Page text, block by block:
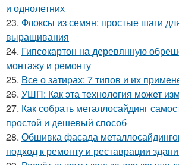
и однолетних
23. Флоксы из семян: простые шаги
выращивания
24. Гипсокартон на деревянную
монтажу и ремонту
25. Все о затирах: 7 типов и их
26. УШП: Как эта технология может
27. Как собрать металлосайдинг
простой и дешевый способ
28. Обшивка фасада
подход к ремонту и реставрации